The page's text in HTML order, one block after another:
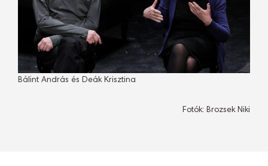
Bálint András és Deák Krisztina
Fotók: Brozsek Niki